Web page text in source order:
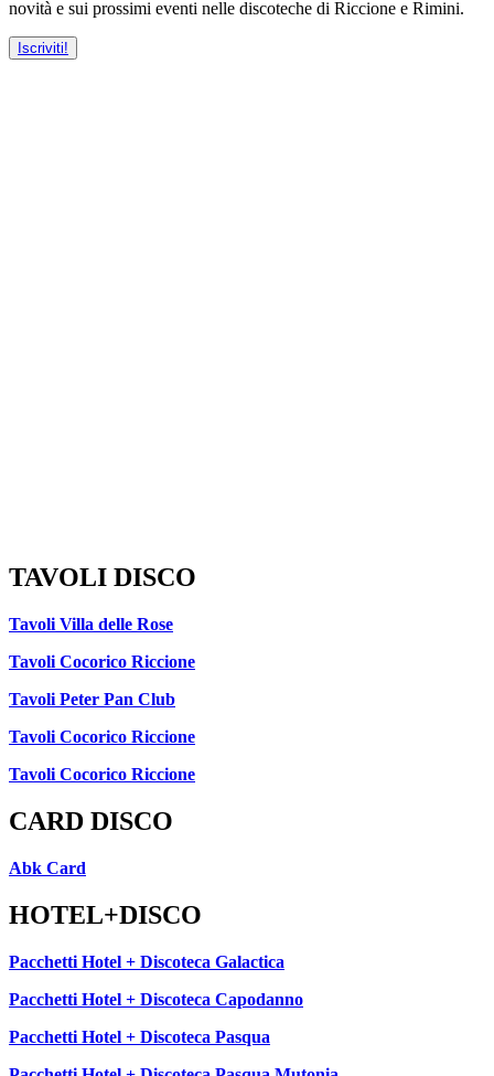
novità e sui prossimi eventi nelle discoteche di Riccione e Rimini.
Iscriviti!
TAVOLI DISCO
Tavoli Villa delle Rose
Tavoli Cocorico Riccione
Tavoli Peter Pan Club
Tavoli Cocorico Riccione
Tavoli Cocorico Riccione
CARD DISCO
Abk Card
HOTEL+DISCO
Pacchetti Hotel + Discoteca Galactica
Pacchetti Hotel + Discoteca Capodanno
Pacchetti Hotel + Discoteca Pasqua